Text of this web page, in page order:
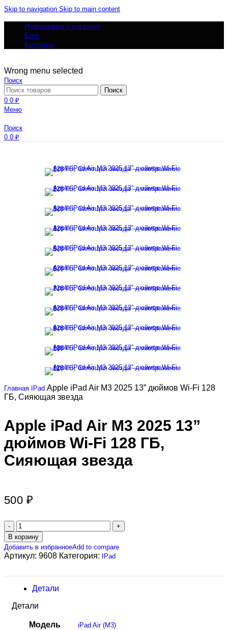
Skip to navigation Skip to main content
Информация о магазине
Блог
Контакты
Wrong menu selected
Поиск
Поиск
0 0 ₽
Меню
Поиск
0 0 ₽
Главная IPad Apple iPad Air M3 2025 13” дюймов Wi-Fi 128
ГБ, Сияющая звезда
Apple iPad Air M3 2025 13”
дюймов Wi-Fi 128 ГБ,
Сияющая звезда
500 ₽
В корзину
Добавить в избранноеAdd to compare
Артикул: 9608 Категория: IPad
Детали
Детали
Модель iPad Air (M3)